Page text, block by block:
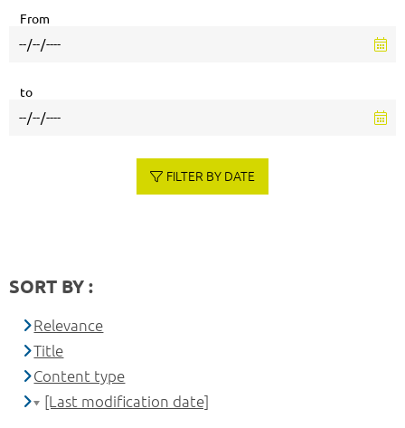
From
to
FILTER BY DATE
SORT BY :
Relevance
Title
Content type
[Last modification date]